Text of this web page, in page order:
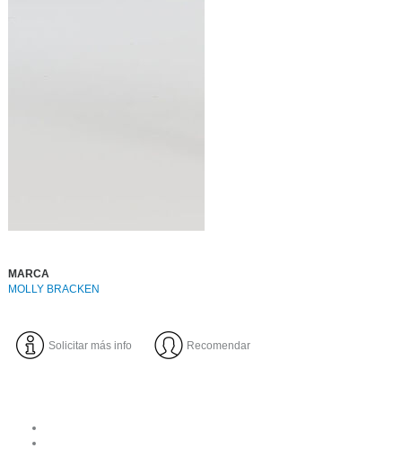
MARCA
MOLLY BRACKEN
Solicitar más info Recomendar